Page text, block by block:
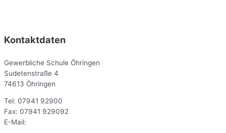
Kontaktdaten
Gewerbliche Schule Öhringen
Sudetenstraße 4
74613 Öhringen
Tel: 07941 92900
Fax: 07941 929092
E-Mail: